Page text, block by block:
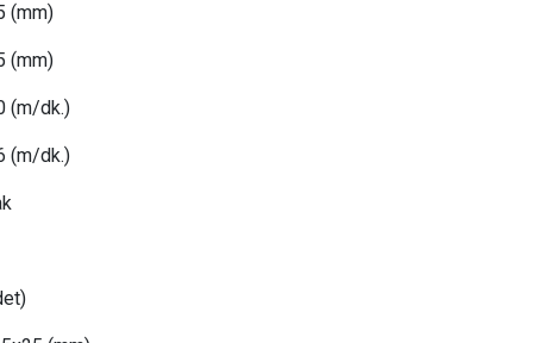
(mm)
(mm)
(m/dk.)
(m/dk.)